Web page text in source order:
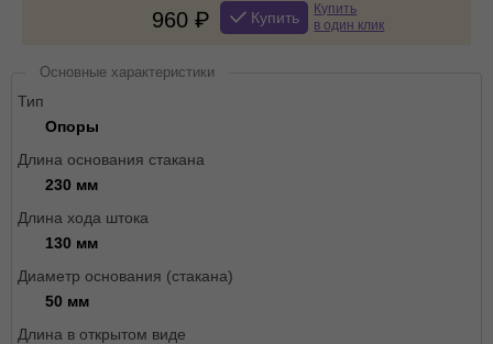
960 Купить
Купить
в один клик
Основные характеристики
Тип
Опоры
Длина основания стакана
230 мм
Длина хода штока
130 мм
Диаметр основания (стакана)
50 мм
Длина в открытом виде